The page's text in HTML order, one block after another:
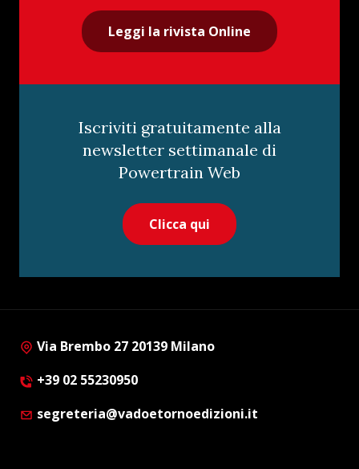
Leggi la rivista Online
Iscriviti gratuitamente alla
newsletter settimanale di
Powertrain Web
Clicca qui
Via Brembo 27 20139 Milano
+39 02 55230950
segreteria@vadoetornoedizioni.it